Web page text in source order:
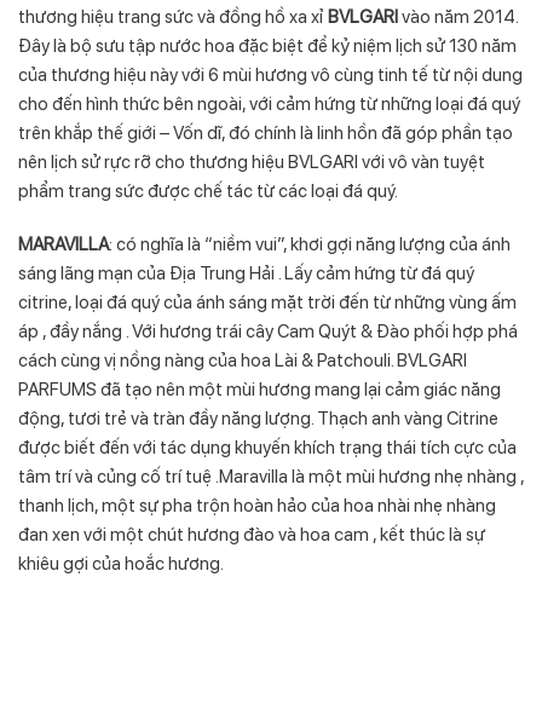
thương hiệu trang sức và đồng hồ xa xỉ BVLGARIvào năm 2014.
Đây là bộ sưu tập nước hoa đặc biệt để kỷ niệm lịch sử 130 năm
của thương hiệu này với 6 mùi hương vô cùng tinh tế từ nội dung
cho đến hình thức bên ngoài, với cảm hứng từ những loại đá quý
trên khắp thế giới – Vốn dĩ, đó chính là linh hồn đã góp phần tạo
nên lịch sử rực rỡ cho thương hiệu BVLGARI với vô vàn tuyệt
phẩm trang sức được chế tác từ các loại đá quý.
MARAVILLA: có nghĩa là “niềm vui”, khơi gợi năng lượng của ánh
sáng lãng mạn của Địa Trung Hải . Lấy cảm hứng từ đá quý
citrine, loại đá quý của ánh sáng mặt trời đến từ những vùng ấm
áp , đầy nắng . Với hương trái cây Cam Quýt & Đào phối hợp phá
cách cùng vị nồng nàng của hoa Lài & Patchouli. BVLGARI
PARFUMS đã tạo nên một mùi hương mang lại cảm giác năng
động, tươi trẻ và tràn đầy năng lượng. Thạch anh vàng Citrine
được biết đến với tác dụng khuyến khích trạng thái tích cực của
tâm trí và củng cố trí tuệ .Maravilla là một mùi hương nhẹ nhàng ,
thanh lịch, một sự pha trộn hoàn hảo của hoa nhài nhẹ nhàng
đan xen với một chút hương đào và hoa cam , kết thúc là sự
khiêu gợi của hoắc hương.